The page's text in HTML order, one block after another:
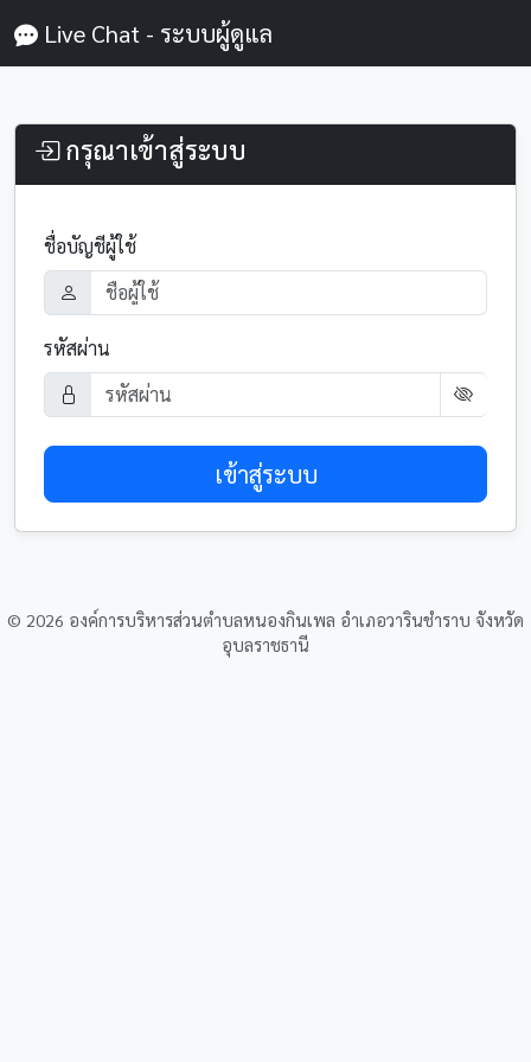
Live Chat - ระบบผู้ดูแล
กรุณาเข้าสู่ระบบ
ชื่อบัญชีผู้ใช้
รหัสผ่าน
เข้าสู่ระบบ
© 2026 องค์การบริหารส่วนตำบลหนองกินเพล อำเภอวารินชำราบ จังหวัด
อุบลราชธานี